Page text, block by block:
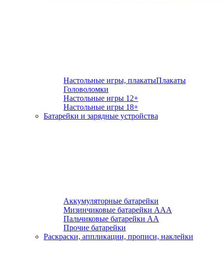
Настольные игры, плакатыПлакаты
Головоломки
Настольные игры 12+
Настольные игры 18+
Батарейки и зарядные устройства
Аккумуляторные батарейки
Мизинчиковые батарейки ААА
Пальчиковые батарейки АА
Прочие батарейки
Раскраски, аппликации, прописи, наклейки